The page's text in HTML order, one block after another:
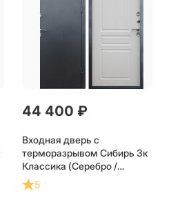
44 400 ₽
Входная дверь с
терморазрывом Сибирь 3к
Классика (Серебро /
Лиственница) для частного
загородного дома и дачи
5